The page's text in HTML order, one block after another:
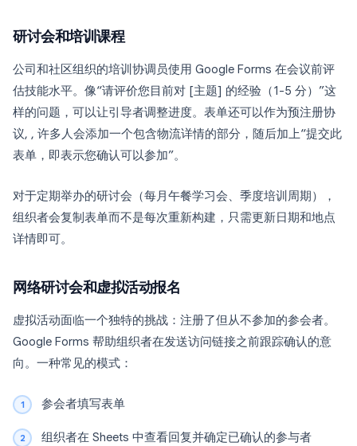
研讨会和培训课程
公司和社区组织的培训协调员使用 Google Forms 在会议前评
估技能水平。像“请评价您目前对 [主题] 的经验（1-5 分）”这
样的问题，可以让引导者调整进度。表单还可以作为预注册协
议, , 许多人会添加一个包含物流详情的部分，随后加上“提交此
表单，即表示您确认可以参加”。
对于定期举办的研讨会（每月午餐学习会、季度培训周期），
组织者会复制表单而不是每次重新构建，只需更新日期和地点
详情即可。
网络研讨会和虚拟活动报名
虚拟活动面临一个独特的挑战：注册了但从不参加的参会者。
Google Forms 帮助组织者在发送访问链接之前跟踪确认的意
向。一种常见的模式：
参会者填写表单
组织者在 Sheets 中查看回复并确定已确认的参与者